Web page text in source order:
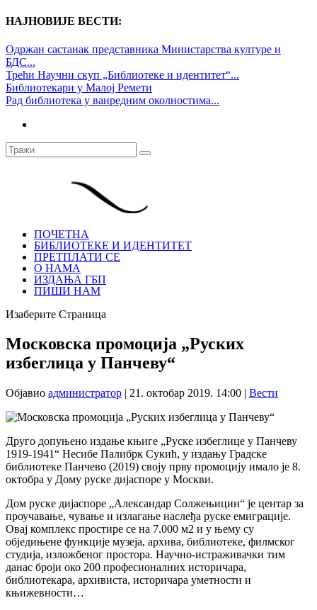
НАЈНОВИЈЕ ВЕСТИ:
Одржан састанак представника Министарства културе и
БДС...
Трећи Научни скуп „Библиотеке и идентитет“...
Библиотекари у Малој Ремети
Рад библиотека у ванредним околностима...
ПОЧЕТНА
БИБЛИОТЕКЕ И ИДЕНТИТЕТ
ПРЕТПЛАТИ СЕ
О НАМА
ИЗДАЊА ГБП
ПИШИ НАМ
Изаберите Страница
Московска промоција „Руских
избеглица у Панчеву“
Објавио администратор | 21. октобар 2019. 14:00 | Вести
Друго допуњено издање књиге „Руске избеглице у Панчеву
1919-1941“ Несибе Палибрк Сукић, у издању Градске
библиотеке Панчево (2019) своју прву промоцију имало је 8.
октобра у Дому руске дијаспоре у Москви.
Дом руске дијаспоре „Александар Солжењицин“ је центар за
проучавање, чување и излагање наслеђа руске емиграције.
Овај комплекс простире се на 7.000 м2 и у њему су
обједињене функције музеја, архива, библиотеке, филмског
студија, изложбеног простора. Научно-истраживачки тим
данас броји око 200 професионалних историчара,
библиотекара, архивиста, историчара уметности и
књижевности…